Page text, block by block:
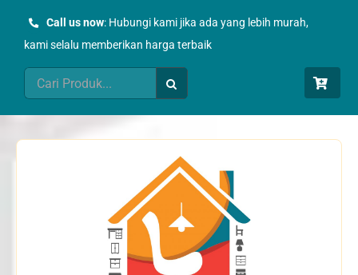
Call us now: Hubungi kami jika ada yang lebih murah,
kami selalu memberikan harga terbaik
Search
for: